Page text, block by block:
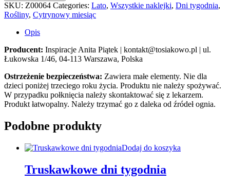
SKU: Z00064 Categories: Lato, Wszystkie naklejki, Dni tygodnia,
Rośliny, Cytrynowy miesiąc
Opis
Producent: Inspiracje Anita Piątek | kontakt@tosiakowo.pl | ul.
Łukowska 1/46, 04-113 Warszawa, Polska
Ostrzeżenie bezpieczeństwa: Zawiera małe elementy. Nie dla
dzieci poniżej trzeciego roku życia. Produktu nie należy spożywać.
W przypadku połknięcia należy skontaktować się z lekarzem.
Produkt łatwopalny. Należy trzymać go z daleka od źródeł ognia.
Podobne produkty
Dodaj do koszyka
Truskawkowe dni tygodnia